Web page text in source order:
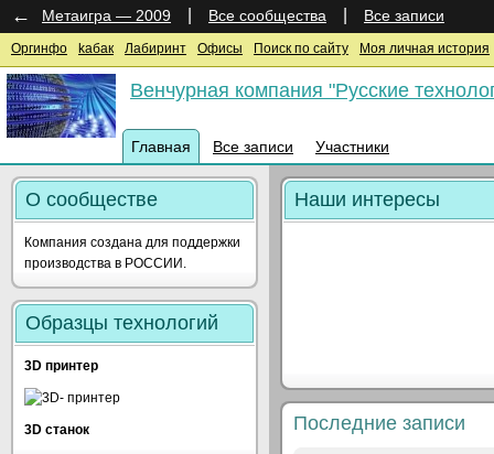
← Метаигра — 2009 Все сообщества Все записи
Оргинфо kaбак Лабиринт Офисы Поиск по сайту Моя личная история
Венчурная компания "Русские
Главная Все записи Участники
О сообществе
Компания создана для поддержки
производства в РОССИИ.
Образцы технологий
3D принтер
3D станок
Наши интересы
Последние записи